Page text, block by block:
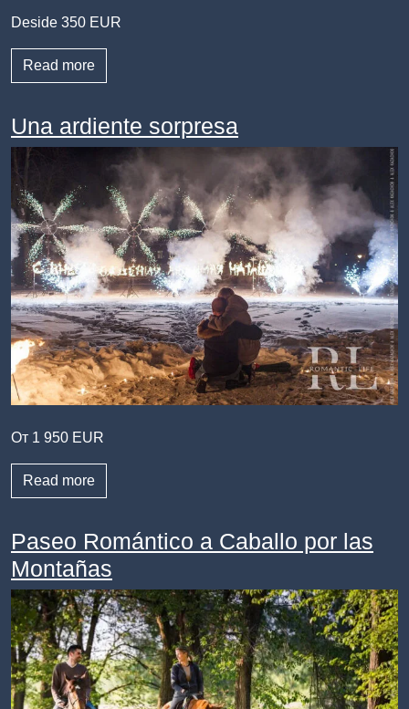
Deside 350 EUR
Read more
Una ardiente sorpresa
От 1 950 EUR
Read more
Paseo Romántico a Caballo por las
Montañas